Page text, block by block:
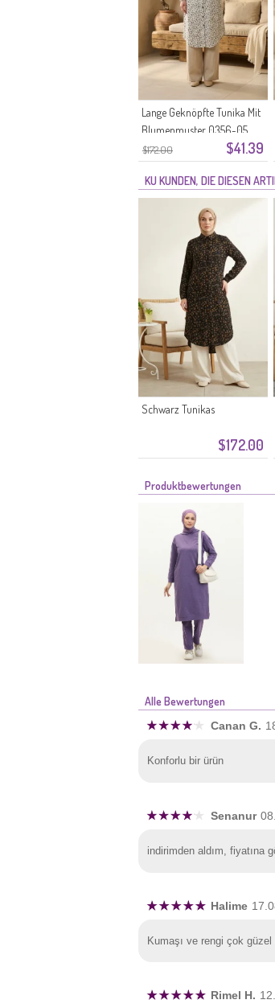
$172.00 $41.39
Lange Geknöpfte Tunika Mit
Blumenmuster 0356-05
Stone
KU KUNDEN, DIE DIESEN
$172.00
Schwarz Tunikas
Produktbewertungen
Alle Bewertungen
Canan G.
Konforlu bir ürün
Senanur
indirimden aldım, fiyatına
Halime
Kumaşı ve rengi çok güzel
Rimel H.